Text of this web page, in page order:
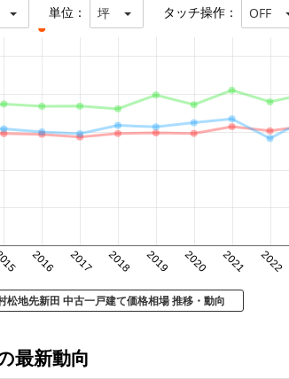
単位： 坪 タッチ操作： OFF
2016 2017 2018 2019 2020 2021 2022
松地先新田 中古一戸建て価格相場 推移・動向
最新動向